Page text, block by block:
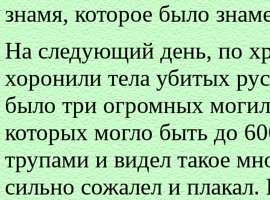
знамя, которое было
На следующий день, по
хоронили тела убитых
было три огромных
которых могло быть до
трупами и видел такое
сильно сожалел и